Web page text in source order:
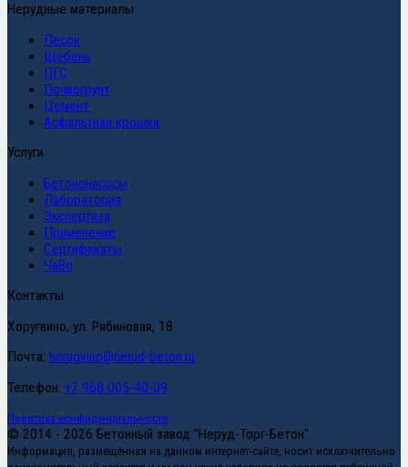
Нерудные материалы
Песок
Щебень
ПГС
Почвогрунт
Цемент
Асфальтная крошка
Услуги
Бетононасосы
Лаборатория
Экспертиза
Применение
Сертификаты
ЧаВо
Контакты
Хоругвино, ул. Рябиновая, 18
Почта: horugvino@nerud-beton.ru
Телефон: +7 968 005-40-09
Политика конфиденциальности
© 2014 - 2026 Бетонный завод "Неруд-Торг-Бетон"
Информация, размещённая на данном интернет-сайте, носит исключительно